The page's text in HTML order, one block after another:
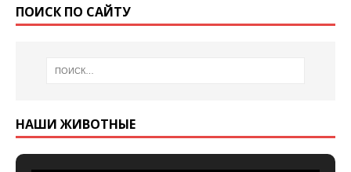
ПОИСК ПО САЙТУ
НАШИ ЖИВОТНЫЕ